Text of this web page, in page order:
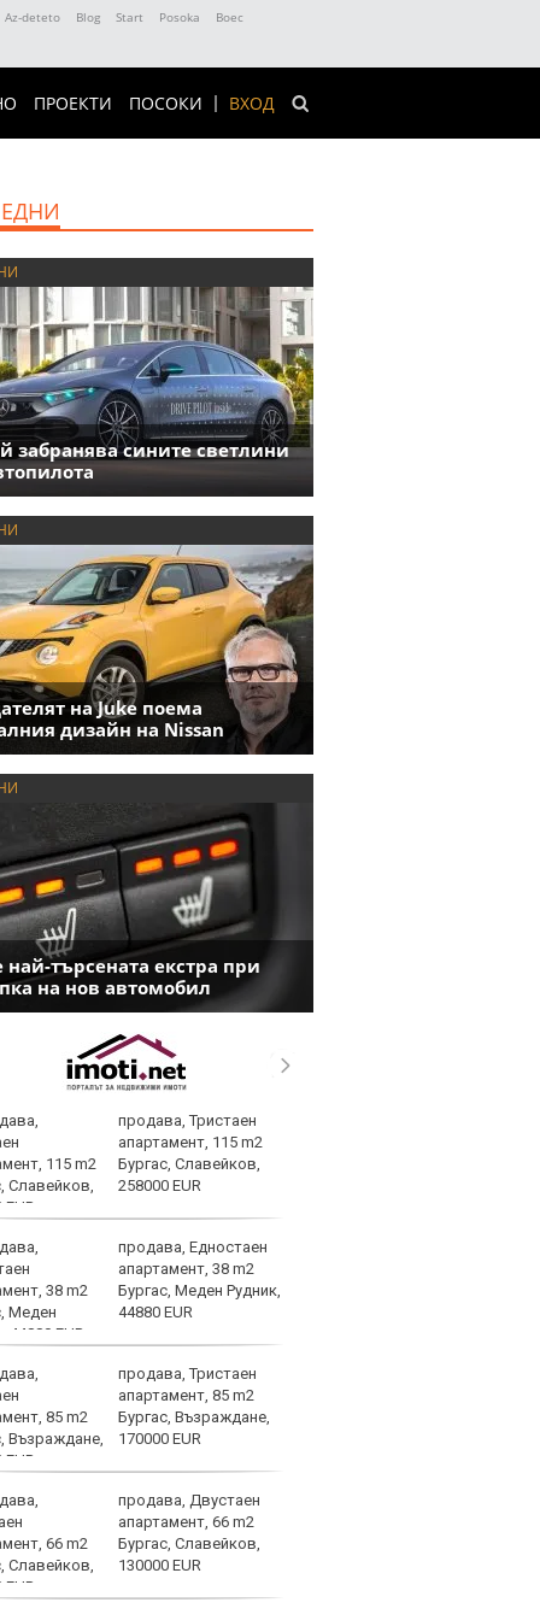
Az-deteto Blog Start Posoka
Boec
ВХОД
ПРОЕКТИ ПОСОКИ
забранява сините светлини
на Juke поема
дизайн на Nissan
най-търсената екстра при
на нов автомобил
продава, Тристаен
апартамент, 115 m2
Бургас, Славейков,
258000 EUR
продава, Едностаен
апартамент, 38 m2
Бургас, Меден Рудник,
44880 EUR
продава, Тристаен
апартамент, 85 m2
Бургас, Възраждане,
170000 EUR
продава, Двустаен
апартамент, 66 m2
Бургас, Славейков,
130000 EUR